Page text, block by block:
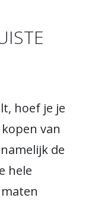
hoef je je
van
de
hele